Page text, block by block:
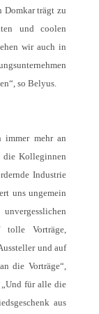
Domkar trägt zu
und coolen
wir auch in
so Belyus.
immer mehr an
die Kolleginnen
Industrie
uns ungemein
Vorträge,
und auf
die Vorträge“,
„Und für alle die
aus